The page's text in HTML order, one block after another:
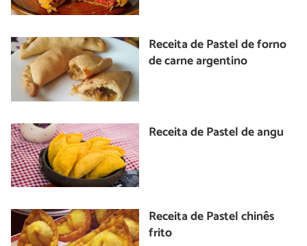
Receita de Pastel de forno
de carne argentino
Receita de Pastel de angu
Receita de Pastel chinês
frito